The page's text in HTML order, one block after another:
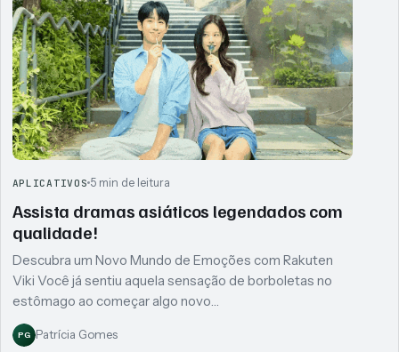
APLICATIVOS 5 min de leitura
Assista dramas asiáticos legendados com
qualidade!
Descubra um Novo Mundo de Emoções com Rakuten
Viki Você já sentiu aquela sensação de borboletas no
estômago ao começar algo novo…
PG Patrícia Gomes